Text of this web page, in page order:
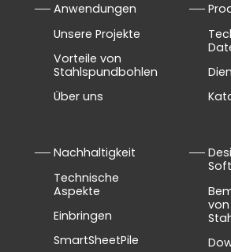
Anwendungen
Unsere Projekte
Vorteile von
Stahlspundbohlen
Über uns
Nachhaltigkeit
Technische
Aspekte
Einbringen
SmartSheetPile
von